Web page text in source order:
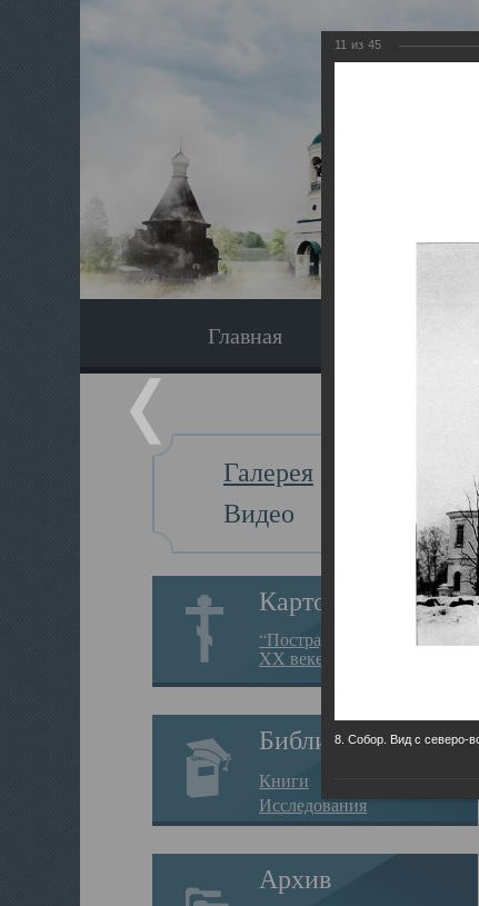
Главная
Галерея
Видео
Картотека
“Пострадавшие за веру в
XX веке на Севере”
Библиотека
Книги
Исследования
Архив
11 из 45
8. Собор. Вид с северо-